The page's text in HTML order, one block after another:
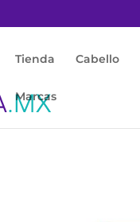
Tienda Cabello
Marcas